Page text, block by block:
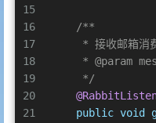
15
16
17
18
19
20
21
/**
* 接收邮箱消
     *
@param
     */
public void